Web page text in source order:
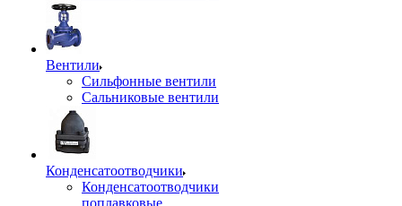
Вентили
Сильфонные вентили
Сальниковые вентили
Конденсатоотводчики
Конденсатоотводчики
поплавковые